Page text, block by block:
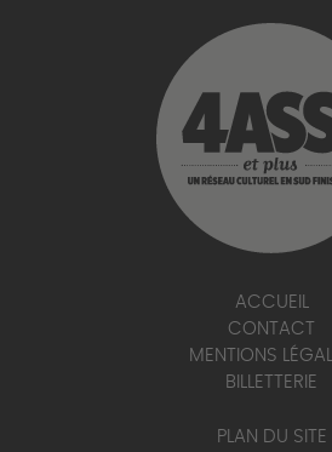
ACCUEIL
CONTACT
MENTIONS
BILLETTERIE
PLAN DU SITE